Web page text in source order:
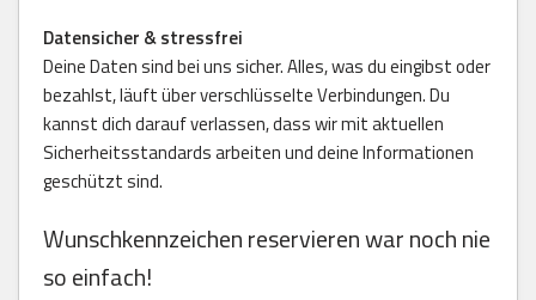
Datensicher & stressfrei
Deine Daten sind bei uns sicher. Alles, was du eingibst oder
bezahlst, läuft über verschlüsselte Verbindungen. Du
kannst dich darauf verlassen, dass wir mit aktuellen
Sicherheitsstandards arbeiten und deine Informationen
geschützt sind.
Wunschkennzeichen reservieren war noch nie
so einfach!